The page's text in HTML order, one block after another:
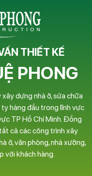
THIẾT KẾ
PHONG
dựng nhà ở, sửa chữa
hàng đầu trong lĩnh vực
TP Hồ Chí Minh. Đồng
cả các công trình xây
ở, văn phòng, nhà xưởng,
với khách hàng.